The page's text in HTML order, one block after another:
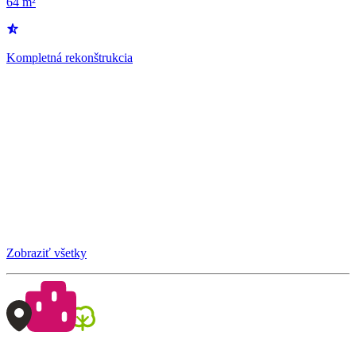
Kompletná rekonštrukcia
Zobraziť všetky